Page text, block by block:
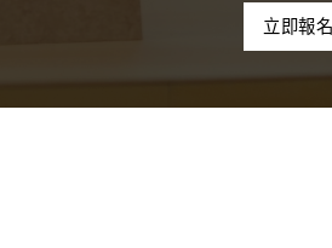
立即報